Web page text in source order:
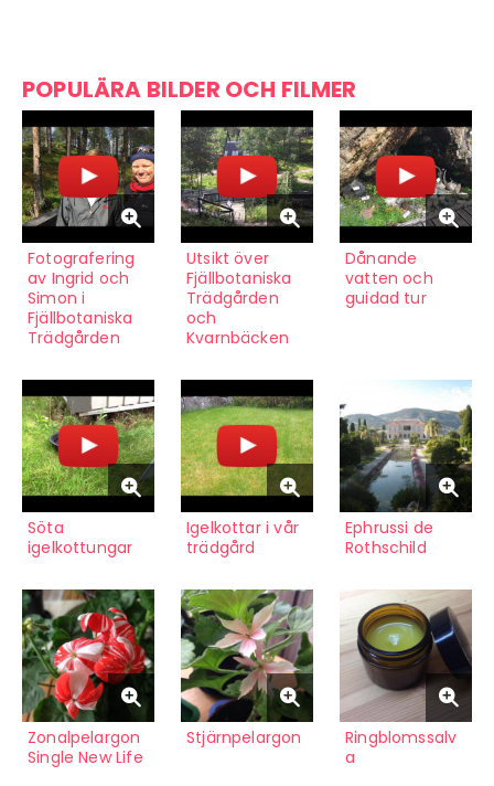
POPULÄRA BILDER OCH FILMER
Fotografering
av Ingrid och
Simon i
Fjällbotaniska
Trädgården
Utsikt över
Fjällbotaniska
Trädgården
och
Kvarnbäcken
Dånande
vatten och
guidad tur
Söta
igelkottungar
Igelkottar i vår
trädgård
Ephrussi de
Rothschild
Zonalpelargon
Single New Life
Stjärnpelargon
Ringblomssalv
a